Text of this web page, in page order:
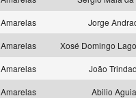
Amarelas
Jorge
Amarelas
Xosé Domingo
Amarelas
João
Amarelas
Abilio